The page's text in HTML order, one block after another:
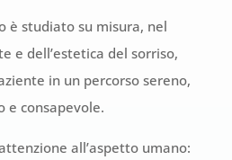
è studiato su misura, nel
e dell’estetica del sorriso,
in un percorso sereno,
e consapevole.
all’aspetto umano: